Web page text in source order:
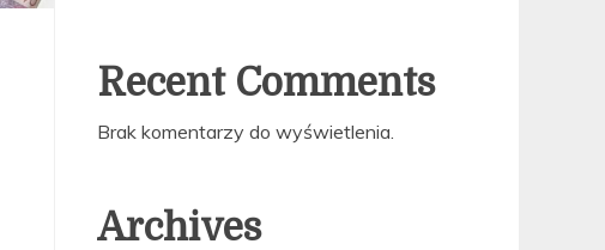
Recent Comments
Brak komentarzy do wyświetlenia.
Archives